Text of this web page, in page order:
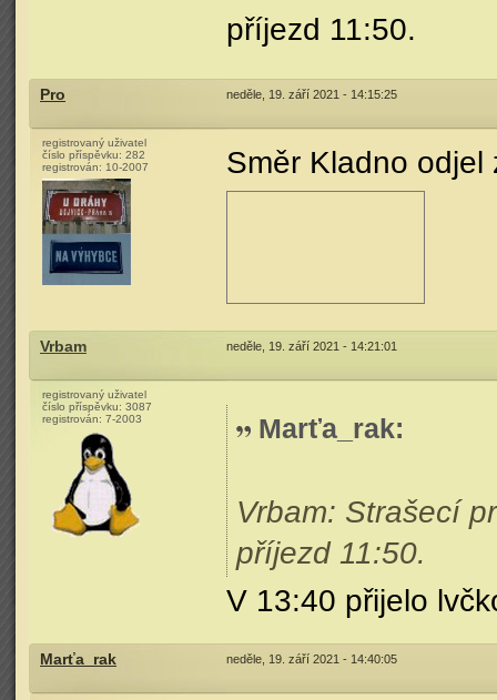
příjezd 11:50.
Pro neděle, 19. září 2021 - 14:15:25
registrovaný uživatel
číslo příspěvku: 282
registrován: 10-2007 Směr Kladno
Vrbam neděle, 19. září 2021 - 14:21:01
registrovaný uživatel
číslo příspěvku: 3087
registrován: 7-2003 Marťa_rak:
Vrbam: Strašecí
příjezd 11:50.
V 13:40 přijelo
Marťa_rak neděle, 19. září 2021 - 14:40:05